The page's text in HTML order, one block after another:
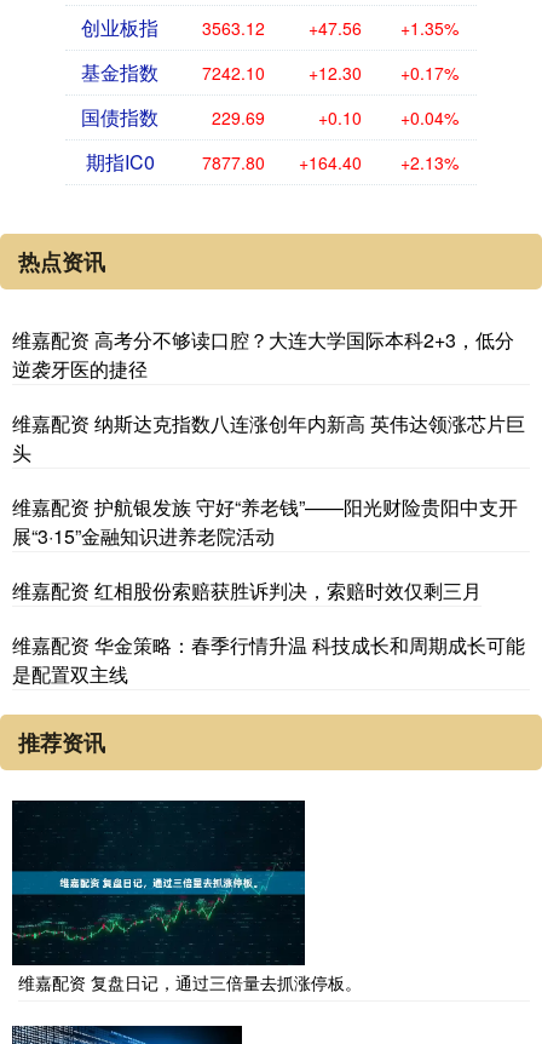
创业板指 3563.12 +47.56 +1.35%
基金指数 7242.10 +12.30 +0.17%
国债指数 229.69 +0.10 +0.04%
期指IC0 7877.80 +164.40 +2.13%
热点资讯
维嘉配资 高考分不够读口腔？大连大学国际本科2+3，低分
逆袭牙医的捷径
维嘉配资 纳斯达克指数八连涨创年内新高 英伟达领涨芯片巨
头
维嘉配资 护航银发族 守好“养老钱”——阳光财险贵阳中支开
展“3·15”金融知识进养老院活动
维嘉配资 红相股份索赔获胜诉判决，索赔时效仅剩三月
维嘉配资 华金策略：春季行情升温 科技成长和周期成长可能
是配置双主线
推荐资讯
维嘉配资 复盘日记，通过三倍量去抓涨停板。